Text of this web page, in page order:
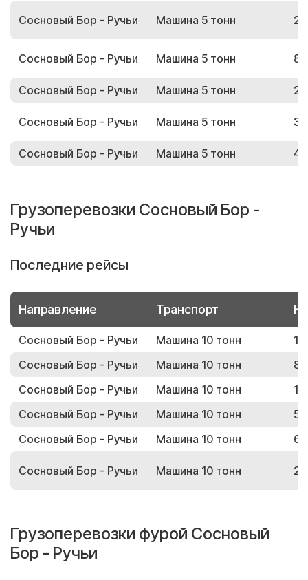
Сосновый Бор - Ручьи Машина 5 тонн
Сосновый Бор - Ручьи Машина 5 тонн
Сосновый Бор - Ручьи Машина 5 тонн
Сосновый Бор - Ручьи Машина 5 тонн
Сосновый Бор - Ручьи Машина 5 тонн
Грузоперевозки Сосновый Бор -
Ручьи
Последние рейсы
Направление Транспорт
Сосновый Бор - Ручьи Машина 10 тонн
Сосновый Бор - Ручьи
Машина 10 тонн
Сосновый Бор - Ручьи
Машина 10 тонн
Сосновый Бор - Ручьи
Машина 10 тонн
Сосновый Бор - Ручьи
Машина 10 тонн
Сосновый Бор - Ручьи Машина 10 тонн
Грузоперевозки фурой Сосновый
Бор - Ручьи